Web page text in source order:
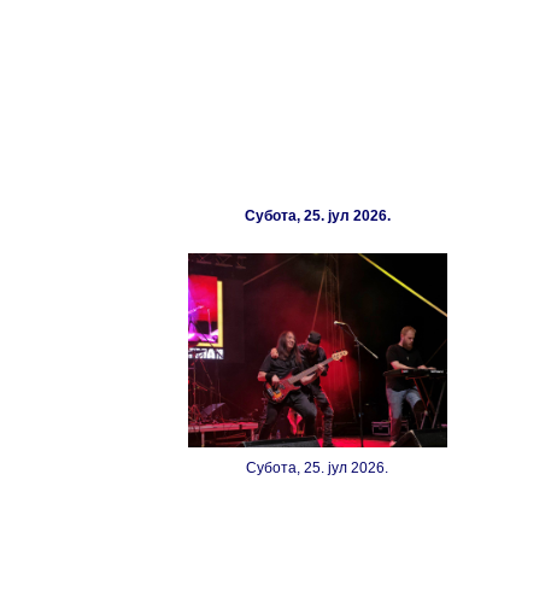
Субота, 25. јул 2026.
Субота, 25. јул 2026.